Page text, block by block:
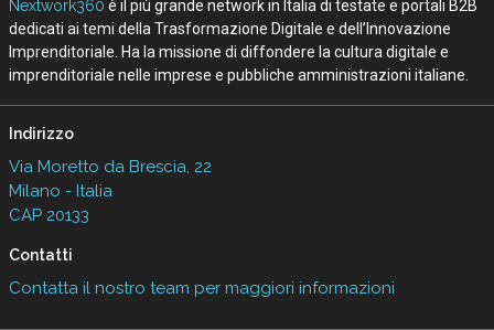
Nextwork360 è il più grande network in Italia di testate e portali B2B
dedicati ai temi della Trasformazione Digitale e dell’Innovazione
Imprenditoriale. Ha la missione di diffondere la cultura digitale e
imprenditoriale nelle imprese e pubbliche amministrazioni italiane.
Indirizzo
Via Moretto da Brescia, 22
Milano - Italia
CAP 20133
Contatti
Contatta il nostro team per maggiori informazioni